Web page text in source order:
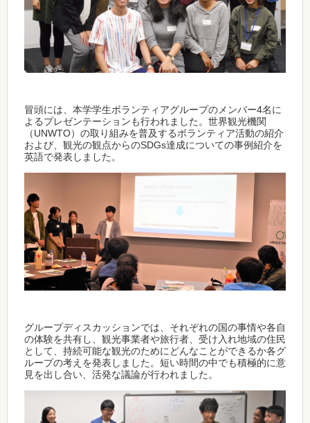
冒頭には、本学学生ボランティアグループのメンバー4名に
よるプレゼンテーションも行われました。世界観光機関
（UNWTO）の取り組みを普及するボランティア活動の紹介
および、観光の観点からのSDGs達成についての事例紹介を
英語で発表しました。
グループディスカッションでは、それぞれの国の事情や各自
の体験を共有し、観光事業者や旅行者、受け入れ地域の住民
として、持続可能な観光のためにどんなことができるか各グ
ループの考えを発表しました。短い時間の中でも積極的に意
見を出し合い、活発な議論が行われました。